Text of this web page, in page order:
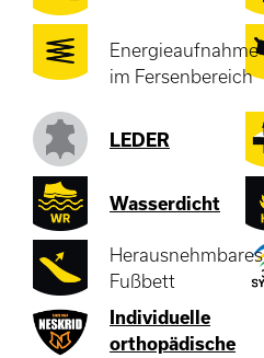
Energieaufnahme
im Fersenbereich
LEDER
Wasserdicht
Herausnehmbares
Fußbett
Individuelle
orthopädische